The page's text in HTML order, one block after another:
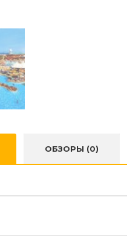
ОБЗОРЫ (0)